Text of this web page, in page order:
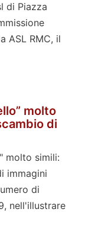
di Piazza
ASL RMC, il
molto
di
molto simili:
immagini
di
nell'illustrare